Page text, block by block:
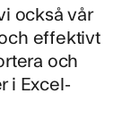
också vår
effektivt
och
i Excel-